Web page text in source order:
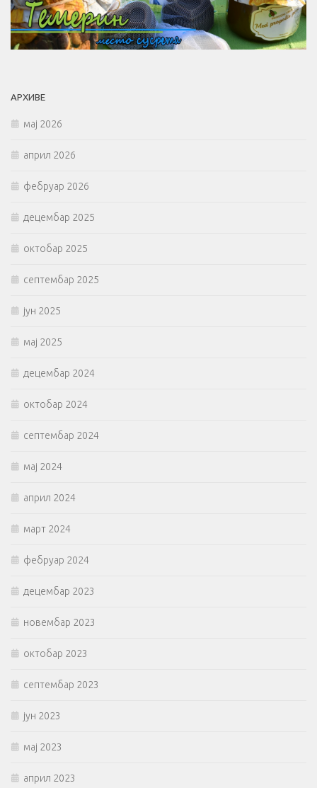
АРХИВЕ
мај 2026
април 2026
фебруар 2026
децембар 2025
октобар 2025
септембар 2025
јун 2025
мај 2025
децембар 2024
октобар 2024
септембар 2024
мај 2024
април 2024
март 2024
фебруар 2024
децембар 2023
новембар 2023
октобар 2023
септембар 2023
јун 2023
мај 2023
април 2023